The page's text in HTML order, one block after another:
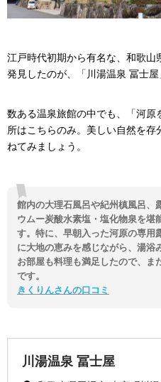
江戸時代初期から有名な、和歌山
発見したのが、「川湯温泉 冨士屋
数ある温泉旅館の中でも、「河
所はこちらのみ。美しい自然を
ねてみましょう。
館内の大理石風呂や紀州槙風呂、
ウムー炭酸水素塩・塩化物泉を堪
す。特に、早朝入った河原の専用
に大地の恵みを感じながら、湯浴
お部屋も料理も満足したので、ま
です。
きくりんさんの口コミ